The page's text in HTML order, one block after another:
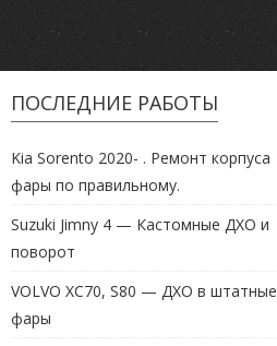
ПОСЛЕДНИЕ РАБОТЫ
Kia Sorento 2020- . Ремонт корпуса
фары по правильному.
Suzuki Jimny 4 — Кастомные ДХО и
поворот
VOLVO XC70, S80 — ДХО в штатные
фары